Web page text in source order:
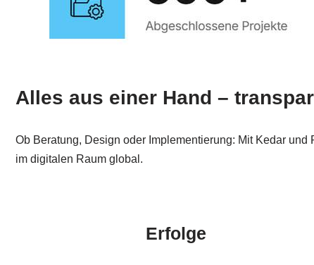
Alles aus einer Hand –
Ob Beratung, Design oder Implementierung: Mit Kedar
im digitalen Raum global.
Erfolge